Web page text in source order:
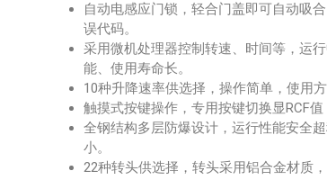
自动电感应门锁，轻合门盖即可自动吸
误代码。
采用微机处理器控制转速、时间等，运
能、使用寿命长。
10种升降速率供选择，操作简单，使用方
触摸式按键操作，专用按键切换显RCF
全钢结构多层防爆设计，运行性能安全
小。
22种转头供选择，转头采用铝合金材质